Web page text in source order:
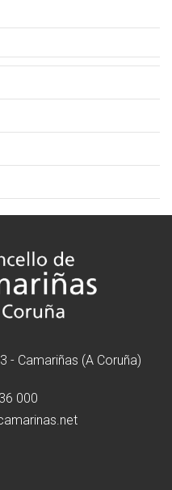
- Camariñas (A Coruña)
000